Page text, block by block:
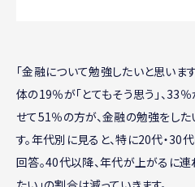
「金融について勉強したいと思いま
体の19％が「とてもそう思う」、33
せて51％の方が、金融の勉強をし
す。年代別に見ると、特に20代・
回答。40代以降、年代が上がるに